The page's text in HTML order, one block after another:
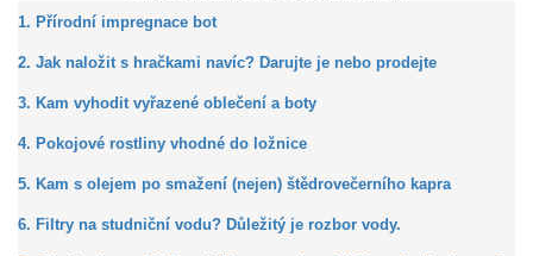
1. Přírodní impregnace bot
2. Jak naložit s hračkami navíc? Darujte je nebo prodejte
3. Kam vyhodit vyřazené oblečení a boty
4. Pokojové rostliny vhodné do ložnice
5. Kam s olejem po smažení (nejen) štědrovečerního kapra
6. Filtry na studniční vodu? Důležitý je rozbor vody.